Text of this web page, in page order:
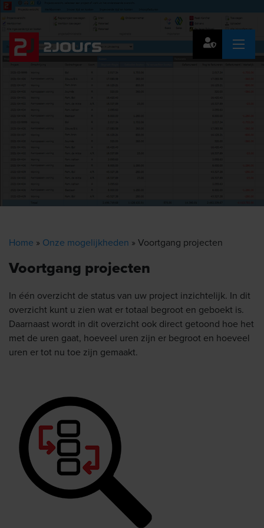
Home » Onze mogelijkheden » Voortgang projecten
Voortgang projecten
In één overzicht de status van uw project inzichtelijk. In dit
overzicht kunt u zien wat er totaal begroot en geboekt is.
Daarnaast wordt in dit overzicht ook direct getoond hoe het
met de uren gaat, hoeveel uren zijn er begroot en hoeveel
uren er tot nu toe zijn gemaakt.